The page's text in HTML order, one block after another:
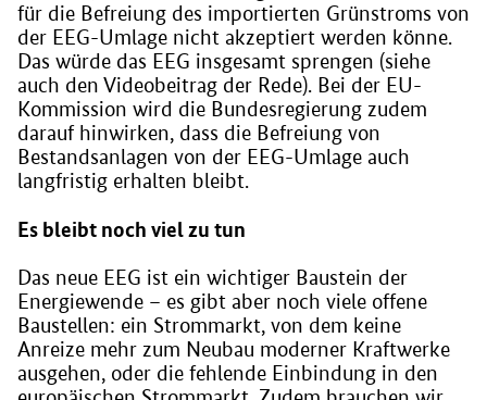
für die Befreiung des importierten Grünstroms von
der EEG-Umlage nicht akzeptiert werden könne.
Das würde das EEG insgesamt sprengen (siehe
auch den Videobeitrag der Rede). Bei der EU-
Kommission wird die Bundesregierung zudem
darauf hinwirken, dass die Befreiung von
Bestandsanlagen von der EEG-Umlage auch
langfristig erhalten bleibt.
Es bleibt noch viel zu tun
Das neue EEG ist ein wichtiger Baustein der
Energiewende – es gibt aber noch viele offene
Baustellen: ein Strommarkt, von dem keine
Anreize mehr zum Neubau moderner Kraftwerke
ausgehen, oder die fehlende Einbindung in den